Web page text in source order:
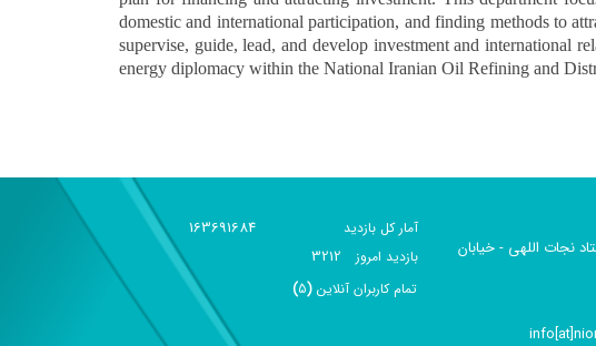
domestic and international participation, and finding methods to
supervise, guide, lead, and develop investment and international
energy diplomacy within the National Iranian Oil Refining and
نجات اللهی - خیابان
آمار کل بازدید 163691684
بازديد امروز 3212
تمام کاربران آنلاين (
5
)
گزارش آمار سایت - خلاصه